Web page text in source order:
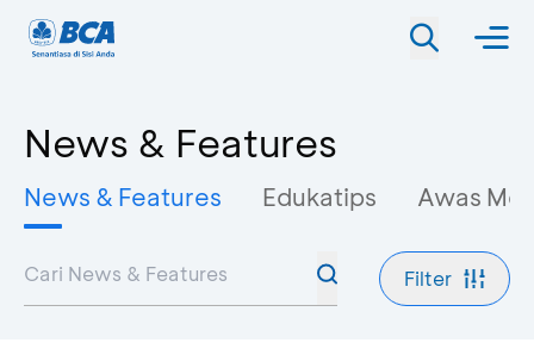
News & Features
News & Features Edukatips Awas
Filter